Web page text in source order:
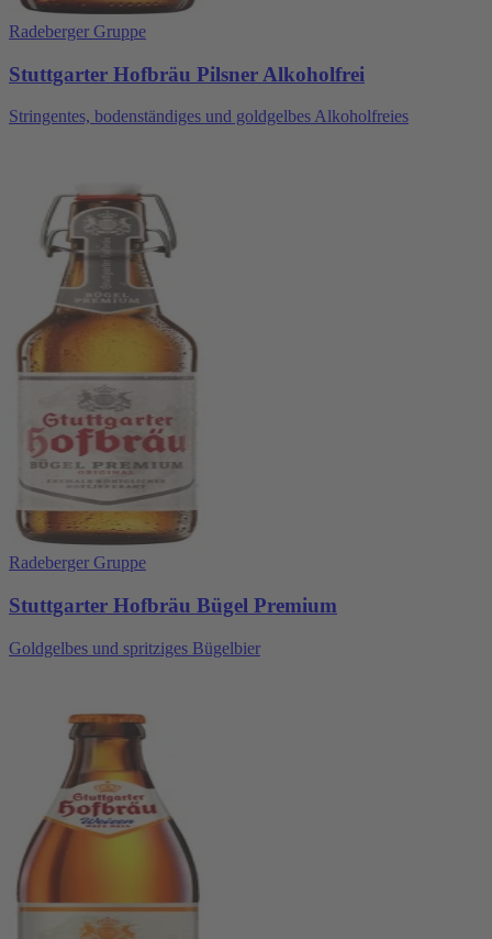
Radeberger Gruppe
Stuttgarter Hofbräu Pilsner Alkoholfrei
Stringentes, bodenständiges und goldgelbes Alkoholfreies
Radeberger Gruppe
Stuttgarter Hofbräu Bügel Premium
Goldgelbes und spritziges Bügelbier